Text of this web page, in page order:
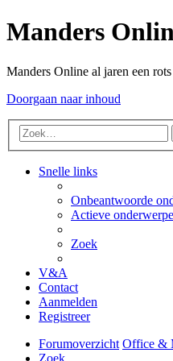
Manders
Manders Online al jaren een
Doorgaan naar inhoud
Snelle links
Onbeantwoorde
Actieve
Zoek
V&A
Contact
Aanmelden
Registreer
Forumoverzicht Office &